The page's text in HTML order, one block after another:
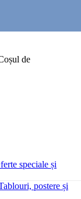
de
speciale și
postere și